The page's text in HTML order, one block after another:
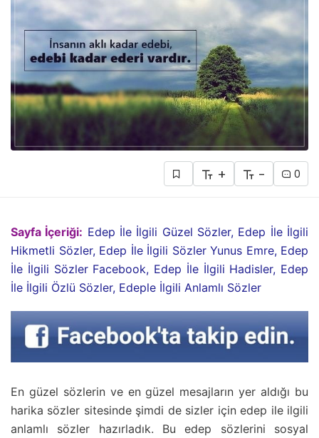
+ - 0
Sayfa İçeriği: Edep İle İlgili Güzel Sözler, Edep İle İlgili
Hikmetli Sözler, Edep İle İlgili Sözler Yunus Emre, Edep
İle İlgili Sözler Facebook, Edep İle İlgili Hadisler, Edep
İle İlgili Özlü Sözler, Edeple İlgili Anlamlı Sözler
En güzel sözlerin ve en güzel mesajların yer aldığı bu
harika sözler sitesinde şimdi de sizler için edep ile ilgili
anlamlı sözler hazırladık. Bu edep sözlerini sosyal